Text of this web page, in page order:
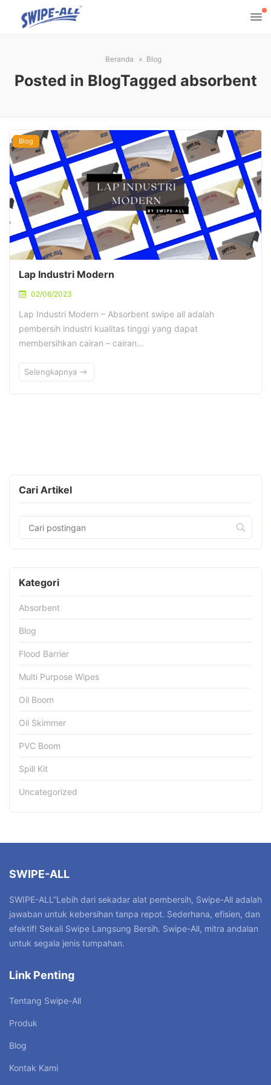
Beranda Blog
Posted in BlogTagged absorbent
Blog
Lap Industri Modern
02/06/2023
Lap Industri Modern – Absorbent swipe all adalah
pembersih industri kualitas tinggi yang dapat
membersihkan cairan – cairan…
Selengkapnya
Cari Artikel
Kategori
Absorbent
Blog
Flood Barrier
Multi Purpose Wipes
Oil Boom
Oil Skimmer
PVC Boom
Spill Kit
Uncategorized
SWIPE-ALL
SWIPE-ALL”Lebih dari sekadar alat pembersih, Swipe-All adalah
jawaban untuk kebersihan tanpa repot. Sederhana, efisien, dan
efektif! Sekali Swipe Langsung Bersih. Swipe-All, mitra andalan
untuk segala jenis tumpahan.
Link Penting
Tentang Swipe-All
Produk
Blog
Kontak Kami